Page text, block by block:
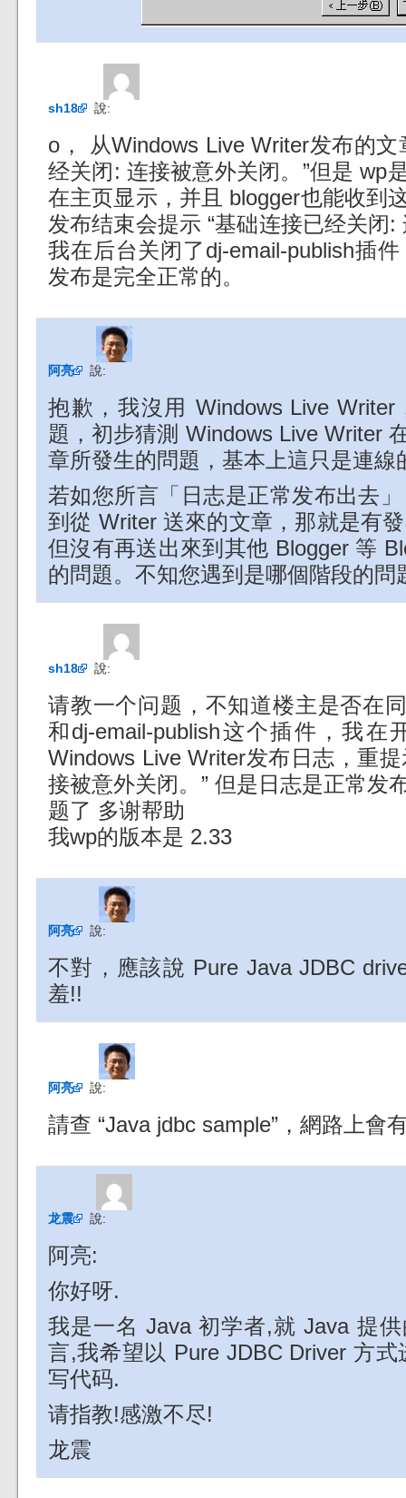
sh18 說:
o， 从Windows Live Writer发布的
经关闭: 连接被意外关闭。”但是 wp
在主页显示，并且 blogger也能收到
发布结束会提示 “基础连接已经关闭
我在后台关闭了dj-email-publish插
发布是完全正常的。
阿亮 說:
抱歉，我沒用 Windows Live
題，初步猜測 Windows Live Writer
章所發生的問題，基本上這只是連線
若如您所言「日志是正常发布出去
到從 Writer 送來的文章，那就是有
但沒有再送出來到其他 Blogger 等
的問題。不知您遇到是哪個階段的問
sh18 說:
请教一个问题，不知道楼主是否在
和dj-email-publish这个插件，我在
Windows Live Writer发布日志，重
接被意外关闭。” 但是日志是正常发
题了 多谢帮助
我wp的版本是 2.33
阿亮 說:
不對，應該說 Pure Java JDBC
羞!!
阿亮 說:
請查 “Java jdbc sample”，網路上會
龙震 說:
阿亮:
你好呀.
我是一名 Java 初学者,就 Java 提
言,我希望以 Pure JDBC Driver 方
写代码.
请指教!感激不尽!
龙震